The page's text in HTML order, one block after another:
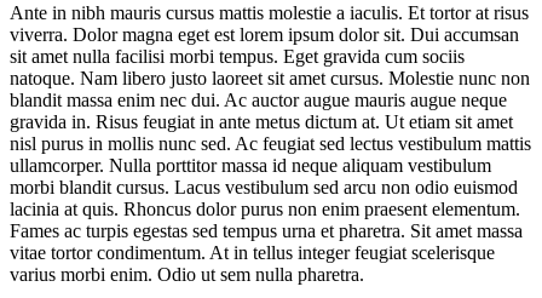
Ante in nibh mauris cursus mattis molestie a iaculis. Et tortor at risus
viverra. Dolor magna eget est lorem ipsum dolor sit. Dui accumsan
sit amet nulla facilisi morbi tempus. Eget gravida cum sociis
natoque. Nam libero justo laoreet sit amet cursus. Molestie nunc non
blandit massa enim nec dui. Ac auctor augue mauris augue neque
gravida in. Risus feugiat in ante metus dictum at. Ut etiam sit amet
nisl purus in mollis nunc sed. Ac feugiat sed lectus vestibulum mattis
ullamcorper. Nulla porttitor massa id neque aliquam vestibulum
morbi blandit cursus. Lacus vestibulum sed arcu non odio euismod
lacinia at quis. Rhoncus dolor purus non enim praesent elementum.
Fames ac turpis egestas sed tempus urna et pharetra. Sit amet massa
vitae tortor condimentum. At in tellus integer feugiat scelerisque
varius morbi enim. Odio ut sem nulla pharetra.